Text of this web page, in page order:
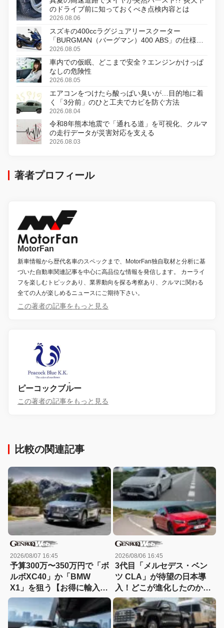
のドライブ前に知っておくべき点検内容とは
2026.08.06
スズキの400ccラグジュアリースクーター
「BURGMAN（バーグマン）400 ABS」の仕様を
変更し、8月18日に発売
2026.08.05
車内での仮眠、どこまで安全？エンジンかけっぱ
なしの危険性
2026.08.05
エアコンをつけたら酸っぱい臭いが…目的地に着
く「3分前」のひと工夫でカビを防ぐ方法
2026.08.04
令和8年熊本地震で「通れる道」を可視化、クルマ
の走行データが災害対応を支える
2026.08.03
著者プロフィール
MotorFan
新車情報から歴代名車のスペックまで、MotorFan独自取材と分析に基
づいた自動車関連記事を中心に高品位な情報を発信します。 カーライ
フを楽しむトピックあり、業界動向を探る考察あり、クルマに関わる
全ての人が楽しめるニュースにご期待下さい。
この著者の記事をもっと見る
ピーコックブルー
この著者の記事をもっと見る
比較の関連記事
2026/08/07 16:45
予算300万〜350万円で「ボ
ルボXC40」か「BMW
X1」を狙う【お得に輸入中
古車を選ぶなら：11】
2026/08/06 16:45
3代目「メルセデス・ベン
ツ CLA」が待望の日本導
入！どこが進化したのか先
代とエンジン車同士で比較